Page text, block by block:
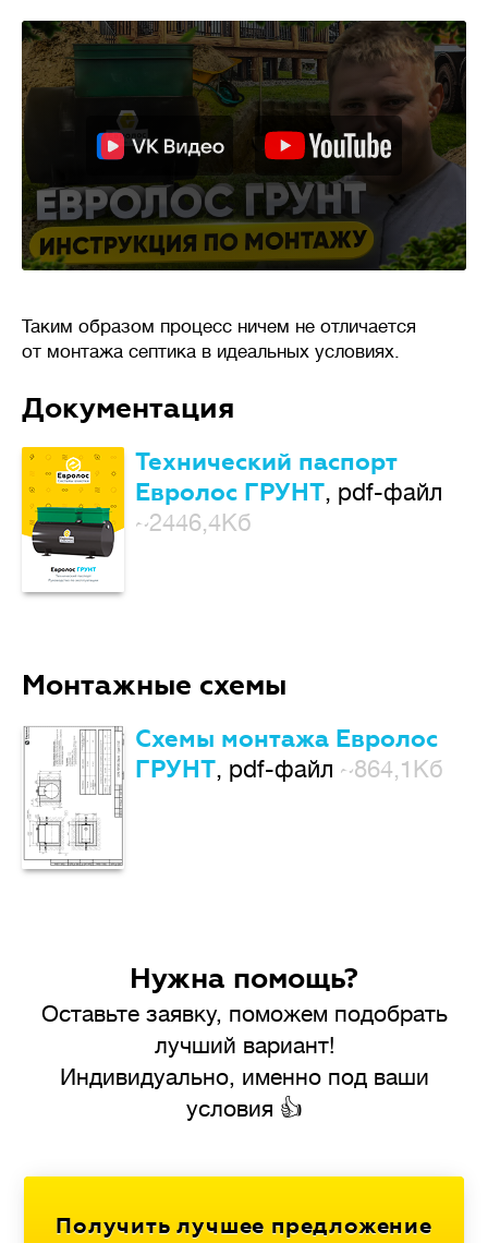
Таким образом процесс ничем не отличается
от монтажа септика в идеальных условиях.
Документация
Технический паспорт
Евролос ГРУНТ, pdf-файл
~2446,4Кб
Монтажные схемы
Схемы монтажа Евролос
ГРУНТ, pdf-файл ~864,1Кб
Нужна помощь?
Оставьте заявку, поможем подобрать
лучший вариант!
Индивидуально, именно под ваши
условия 👍